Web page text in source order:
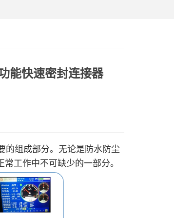
能快速密封连接器
的组成部分。无论是防水防尘
工作中不可缺少的一部分。